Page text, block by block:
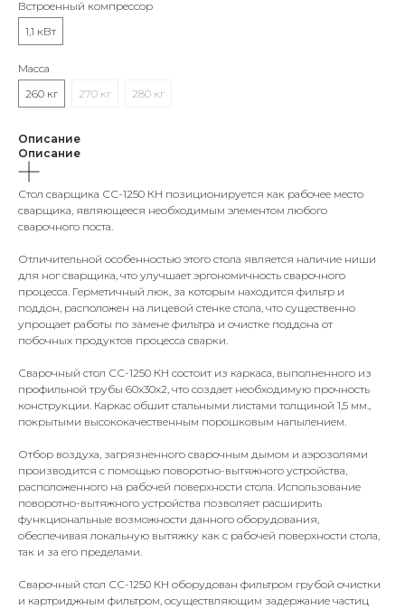
Встроенный компрессор
1,1 кВт
Масса
260 кг
270 кг 280 кг
Описание
Описание
Стол сварщика СС-1250 КН позиционируется как рабочее место
сварщика, являющееся необходимым элементом любого
сварочного поста.
Отличительной особенностью этого стола является наличие ниши
для ног сварщика, что улучшает эргономичность сварочного
процесса. Герметичный люк, за которым находится фильтр и
поддон, расположен на лицевой стенке стола, что существенно
упрощает работы по замене фильтра и очистке поддона от
побочных продуктов процесса сварки.
Сварочный стол СС-1250 КН состоит из каркаса, выполненного из
профильной трубы 60х30х2, что создает необходимую прочность
конструкции. Каркас обшит стальными листами толщиной 1,5 мм.,
покрытыми высококачественным порошковым напылением.
Отбор воздуха, загрязненного сварочным дымом и аэрозолями
производится с помощью поворотно-вытяжного устройства,
расположенного на рабочей поверхности стола. Использование
поворотно-вытяжного устройства позволяет расширить
функциональные возможности данного оборудования,
обеспечивая локальную вытяжку как с рабочей поверхности стола,
так и за его пределами.
Сварочный стол СС-1250 КН оборудован фильтром грубой очистки
и картриджным фильтром, осуществляющим задержание частиц